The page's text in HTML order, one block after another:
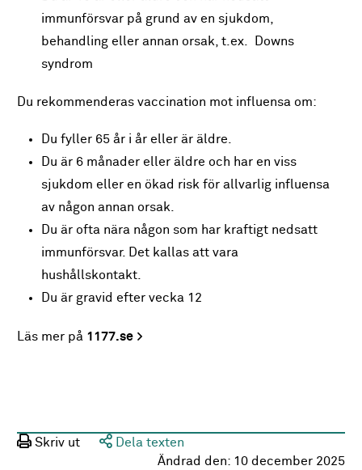
immunförsvar på grund av en sjukdom,
behandling eller annan orsak, t.ex. Downs
syndrom
Du rekommenderas vaccination mot influensa om:
Du fyller 65 år i år eller är äldre.
Du är 6 månader eller äldre och har en viss
sjukdom eller en ökad risk för allvarlig influensa
av någon annan orsak.
Du är ofta nära någon som har kraftigt nedsatt
immunförsvar. Det kallas att vara
hushållskontakt.
Du är gravid efter vecka 12
Läs mer på 1177.se
Skriv ut
Dela texten
Ändrad den: 10 december 2025